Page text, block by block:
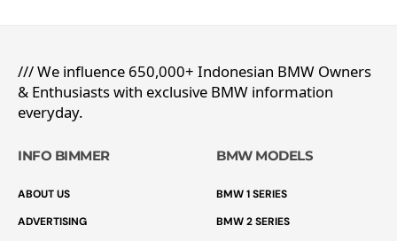
/// We influence 650,000+ Indonesian BMW Owners
& Enthusiasts with exclusive BMW information
everyday.
INFO BIMMER
ABOUT US
ADVERTISING
BMW MODELS
BMW 1 SERIES
BMW 2 SERIES